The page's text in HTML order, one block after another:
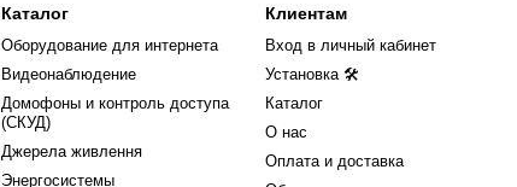
Каталог
Оборудование для интернета
Видеонаблюдение
Домофоны и контроль доступа
(СКУД)
Джерела живлення
Энергосистемы
Клиентам
Вход в личный кабинет
Установка 🛠
Каталог
О нас
Оплата и доставка